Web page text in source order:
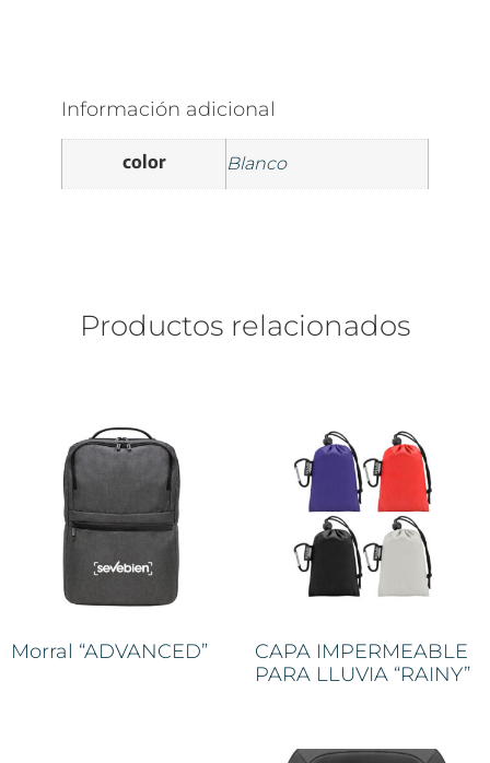
Información adicional
color Blanco
Productos relacionados
Morral “ADVANCED”
CAPA IMPERMEABLE
PARA LLUVIA “RAINY”